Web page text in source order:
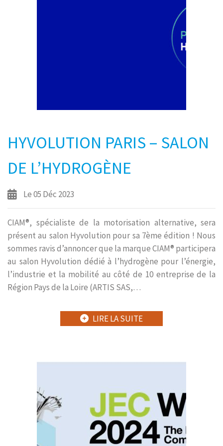
HYVOLUTION PARIS – SALON
DE L’HYDROGÈNE
Le 05 Déc 2023
CIAM®, spécialiste de la motorisation alternative, sera
présent au salon Hyvolution pour sa 7ème édition ! Nous
sommes ravis d’annoncer que la marque CIAM® participera
au salon Hyvolution dédié à l’hydrogène pour l’énergie,
l’industrie et la mobilité au côté de 10 entreprise de la
Région Pays de la Loire (ARTIS SAS,…
LIRE LA SUITE